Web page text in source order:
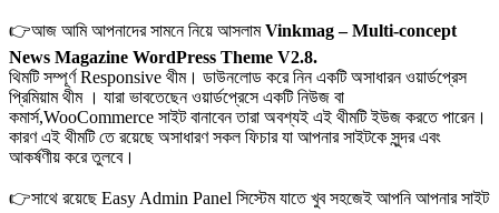
👉আজ আমি আপনাদের সামনে নিয়ে আসলামVinkmag – Multi-concept
News Magazine WordPress Theme V2.8.
থিমটি সম্পূর্ণ Responsive থীম। ডাউনলোড করে নিন একটি অসাধারন ওয়ার্ডপ্রেস
প্রিমিয়াম থীম । যারা ভাবতেছেন ওয়ার্ডপ্রেসে একটি নিউজ বা
কমার্স,WooCommerce সাইট বানাবেন তারা অবশ্যই এই থীমটি ইউজ করতে পারেন।
কারণ এই থীমটি তে রয়েছে অসাধারণ সকল ফিচার যা আপনার সাইটকে সুন্দর এবং
আকর্ষণীয় করে তুলবে।
👉সাথে রয়েছে Easy Admin Panel সিস্টেম যাতে খুব সহজেই আপনি আপনার সাইট